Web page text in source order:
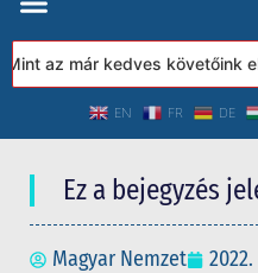
az már kedves követőink
EN FR DE
Ez a bejegyzés
Magyar Nemzet